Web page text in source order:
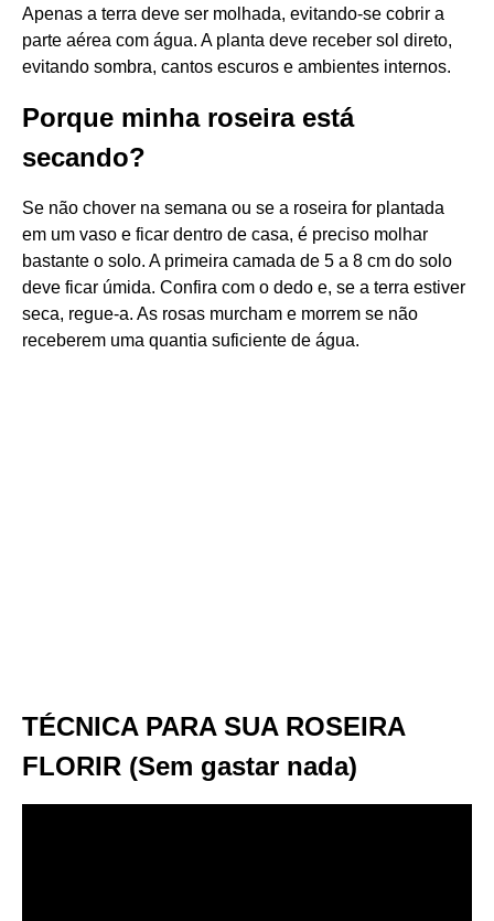
Apenas a terra deve ser molhada, evitando-se cobrir a
parte aérea com água. A planta deve receber sol direto,
evitando sombra, cantos escuros e ambientes internos.
Porque minha roseira está
secando?
Se não chover na semana ou se a roseira for plantada
em um vaso e ficar dentro de casa, é preciso molhar
bastante o solo. A primeira camada de 5 a 8 cm do solo
deve ficar úmida. Confira com o dedo e, se a terra estiver
seca, regue-a. As rosas murcham e morrem se não
receberem uma quantia suficiente de água.
TÉCNICA PARA SUA ROSEIRA
FLORIR (Sem gastar nada)